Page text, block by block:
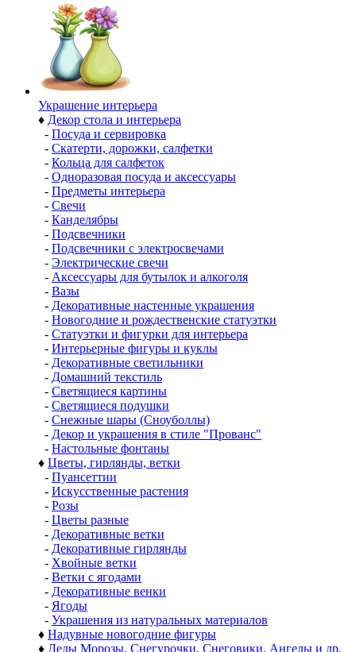
Украшение интерьера
♦ Декор стола и интерьера
- Посуда и сервировка
- Скатерти, дорожки, салфетки
- Кольца для салфеток
- Одноразовая посуда и аксессуары
- Предметы интерьера
- Свечи
- Канделябры
- Подсвечники
- Подсвечники с электросвечами
- Электрические свечи
- Аксессуары для бутылок и алкоголя
- Вазы
- Декоративные настенные украшения
- Новогодние и рождественские статуэтки
- Статуэтки и фигурки для интерьера
- Интерьерные фигуры и куклы
- Декоративные светильники
- Домашний текстиль
- Светящиеся картины
- Светящиеся подушки
- Снежные шары (Сноуболлы)
- Декор и украшения в стиле "Прованс"
- Настольные фонтаны
♦ Цветы, гирлянды, ветки
- Пуансеттии
- Искусственные растения
- Розы
- Цветы разные
- Декоративные ветки
- Декоративные гирлянды
- Хвойные ветки
- Ветки с ягодами
- Декоративные венки
- Ягоды
- Украшения из натуральных материалов
♦ Надувные новогодние фигуры
♦ Деды Морозы, Снегурочки, Снеговики, Ангелы и др.